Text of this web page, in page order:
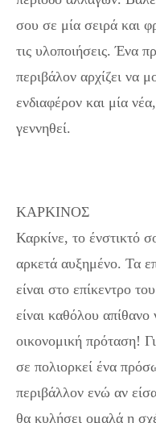
σου σε μία σειρά και
τις υλοποιήσεις. Ένα
περιβάλον αρχίζει να
ενδιαφέρον και μία
γεννηθεί.
ΚΑΡΚΙΝΟΣ
Καρκίνε, το ένστικτό
αρκετά αυξημένο. Τα
είναι στο επίκεντρο
είναι καθόλου απίθανο
οικονομική πρόταση!
σε πολιορκεί ένα
περιβάλλον ενώ αν
θα κυλήσει ομαλά η